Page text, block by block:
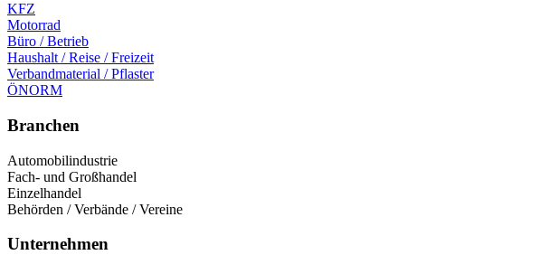
KFZ
Motorrad
Büro / Betrieb
Haushalt / Reise / Freizeit
Verbandmaterial / Pflaster
ÖNORM
Branchen
Automobilindustrie
Fach- und Großhandel
Einzelhandel
Behörden / Verbände / Vereine
Unternehmen